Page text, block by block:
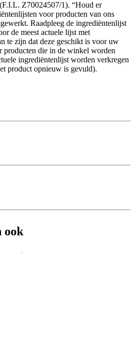
Z70024507/1). “Houd er
voor producten van ons
Raadpleeg de ingrediëntenlijst
de meest actuele lijst met
te zijn dat deze geschikt is voor uw
die in de winkel worden
ingrediëntenlijst worden verkregen
product opnieuw is gevuld).
ook